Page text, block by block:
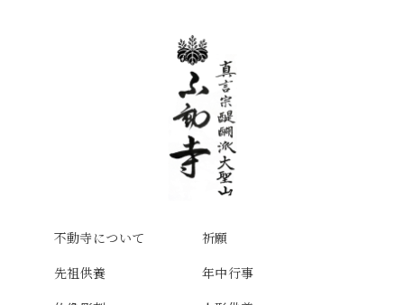
不動寺について
祈願
先祖供養
年中行事